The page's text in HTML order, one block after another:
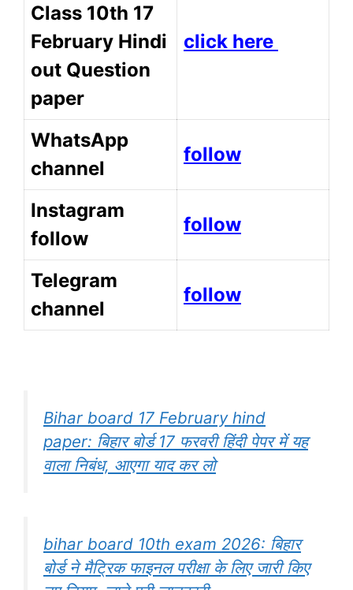
Class 10th 17
February Hindi
out Question
paper
click here
WhatsApp
channel
follow
Instagram
follow
follow
Telegram
channel
follow
Bihar board 17 February hind
paper: बिहार बोर्ड 17 फरवरी हिंदी पेपर में यह
वाला निबंध, आएगा याद कर लो
bihar board 10th exam 2026: बिहार
बोर्ड ने मैट्रिक फाइनल परीक्षा के लिए जारी किए